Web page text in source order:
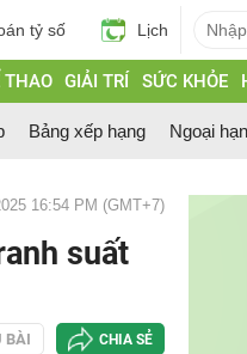
tỷ số Lịch
GIẢI TRÍ SỨC KHỎE
Bảng xếp hạng Ngoại
16:54 PM (GMT+7)
suất
BÀI CHIA SẺ